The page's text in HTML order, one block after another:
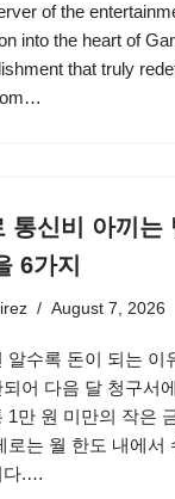
of the
into the heart of
that truly
통신비 아끼는
6가지
August 7, 2026
알수록 돈이 되는 이
어 다음 달 청구서
1만 원 미만의 작은
로는 월 한도 내에서
다.…